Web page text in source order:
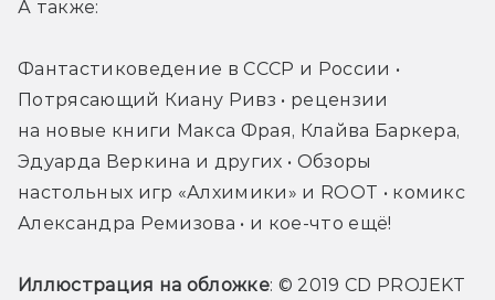
А также:
Фантастиковедение в СССР и России •
Потрясающий Киану Ривз • рецензии
на новые книги Макса Фрая, Клайва Баркера,
Эдуарда Веркина и других • Обзоры
настольных игр «Алхимики» и ROOT • комикс
Александра Ремизова • и кое-что ещё!
Иллюстрация на обложке: © 2019 CD PROJEKT